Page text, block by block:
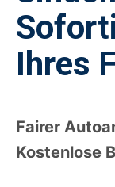
Ihres
Fairer
Kostenlose